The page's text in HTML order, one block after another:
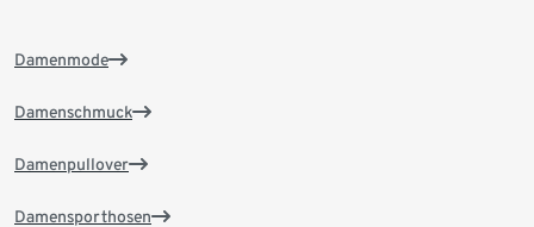
Damenmode
Damenschmuck
Damenpullover
Damensporthosen